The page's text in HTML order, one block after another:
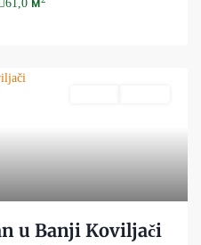
61,0 м
u Banji Koviljači